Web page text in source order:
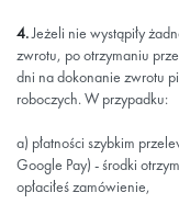
4.Jeżeli nie wystąpiły
zwrotu, po otrzymaniu
dni na dokonanie zwrotu
roboczych. W przypadku:
a) płatności szybkim
Google Pay) - środki
opłaciłeś zamówienie,